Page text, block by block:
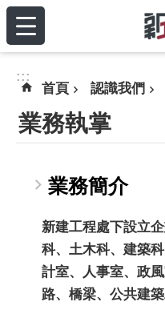
跳到主要內容區塊
:::
:::
首頁 認識我們
業務執掌
業務簡介
新建工程處下設立
科、土木科、建築
計室、人事室、政
路、橋梁、公共建